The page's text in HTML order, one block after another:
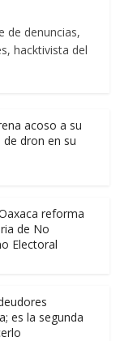
de denuncias,
hacktivista del
acoso a su
dron en su
reforma
de No
Electoral
es la segunda